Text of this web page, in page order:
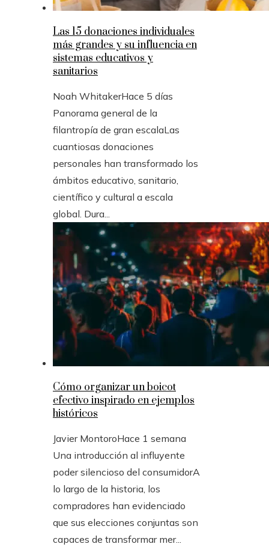
Las 15 donaciones individuales
más grandes y su influencia en
sistemas educativos y
sanitarios
Noah WhitakerHace 5 días
Panorama general de la
filantropía de gran escalaLas
cuantiosas donaciones
personales han transformado los
ámbitos educativo, sanitario,
científico y cultural a escala
global. Dura...
Cómo organizar un boicot
efectivo inspirado en ejemplos
históricos
Javier MontoroHace 1 semana
Una introducción al influyente
poder silencioso del consumidorA
lo largo de la historia, los
compradores han evidenciado
que sus elecciones conjuntas son
capaces de transformar mer...